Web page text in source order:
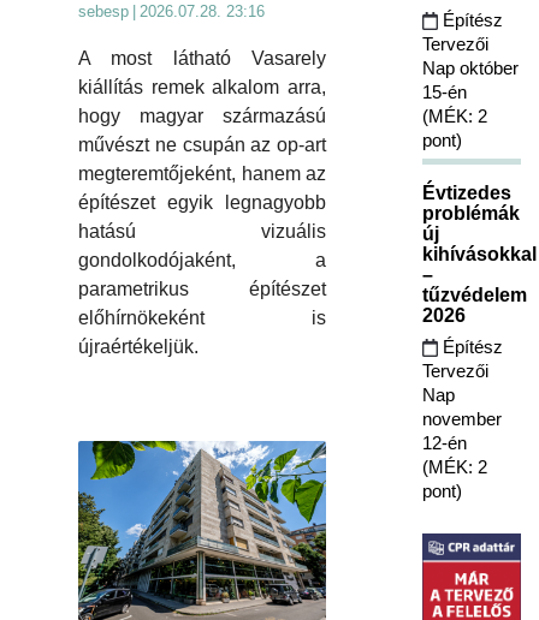
sebesp 2026.07.28. 23:16
A most látható Vasarely
kiállítás remek alkalom arra,
hogy magyar származású
művészt ne csupán az op-art
megteremtőjeként, hanem az
építészet egyik legnagyobb
hatású vizuális
gondolkodójaként, a
parametrikus építészet
előhírnökeként is
újraértékeljük.
Építész
Tervezői
Nap október
15-én
(MÉK: 2
pont)
Évtizedes
problémák
új
kihívásokkal
–
tűzvédelem
2026
Építész
Tervezői
Nap
november
12-én
(MÉK: 2
pont)